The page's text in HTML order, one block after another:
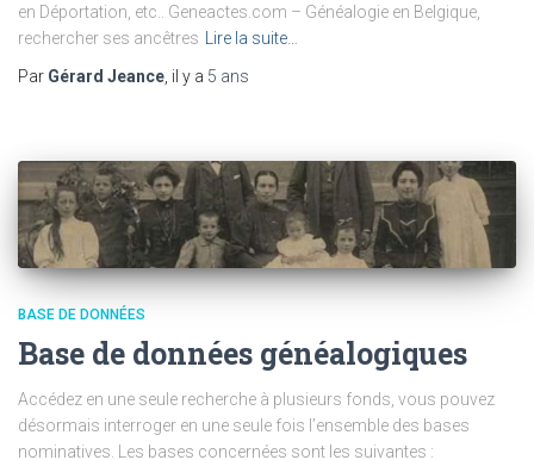
en Déportation, etc.. Geneactes.com – Généalogie en Belgique,
rechercher ses ancêtres
Lire la suite…
Par Gérard Jeance , il y a 5 ans
BASE DE DONNÉES
Base de données généalogiques
Accédez en une seule recherche à plusieurs fonds, vous pouvez
désormais interroger en une seule fois l’ensemble des bases
nominatives. Les bases concernées sont les suivantes :